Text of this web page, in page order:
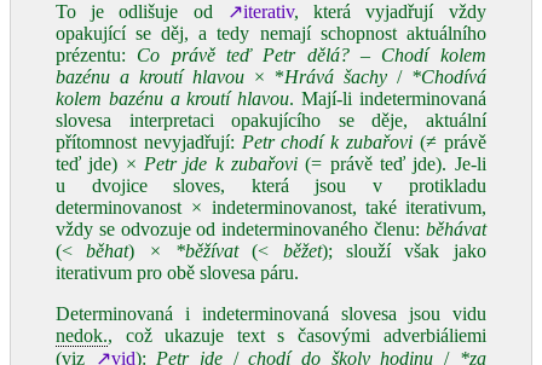
To je odlišuje od
↗iterativ, která vyjadřují vždy
opakující se děj, a tedy nemají schopnost aktuálního
prézentu: Co právě teď Petr dělá? – Chodí kolem
bazénu a kroutí hlavou× *Hrává šachy/ *Chodívá
kolem bazénu a kroutí hlavou. Mají‑li indeterminovaná
slovesa interpretaci opakujícího se děje, aktuální
přítomnost nevyjadřují: Petr chodí k zubařovi (≠ právě
teď jde) × Petr jde k zubařovi (= právě teď jde). Je‑li
u dvojice sloves, která jsou v protikladu
determinovanost × indeterminovanost, také iterativum,
vždy se odvozuje od indeterminovaného členu: běhávat
(<běhat) × *běžívat(< běžet); slouží však jako
iterativum pro obě slovesa páru.
Determinovaná i indeterminovaná slovesa jsou vidu
nedok., což ukazuje text s časovými adverbiáliemi
(viz
↗vid): Petr jde /chodí do školy hodinu / *za